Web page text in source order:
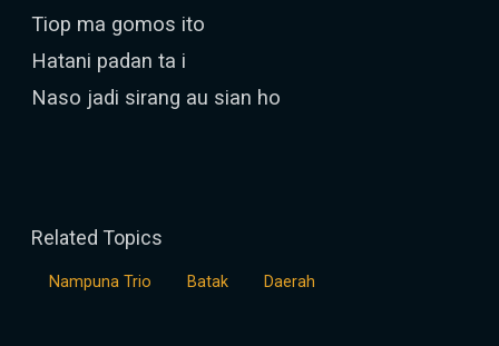
Tiop ma gomos ito
Hatani padan ta i
Naso jadi sirang au sian ho
Related Topics
Nampuna Trio Batak Daerah